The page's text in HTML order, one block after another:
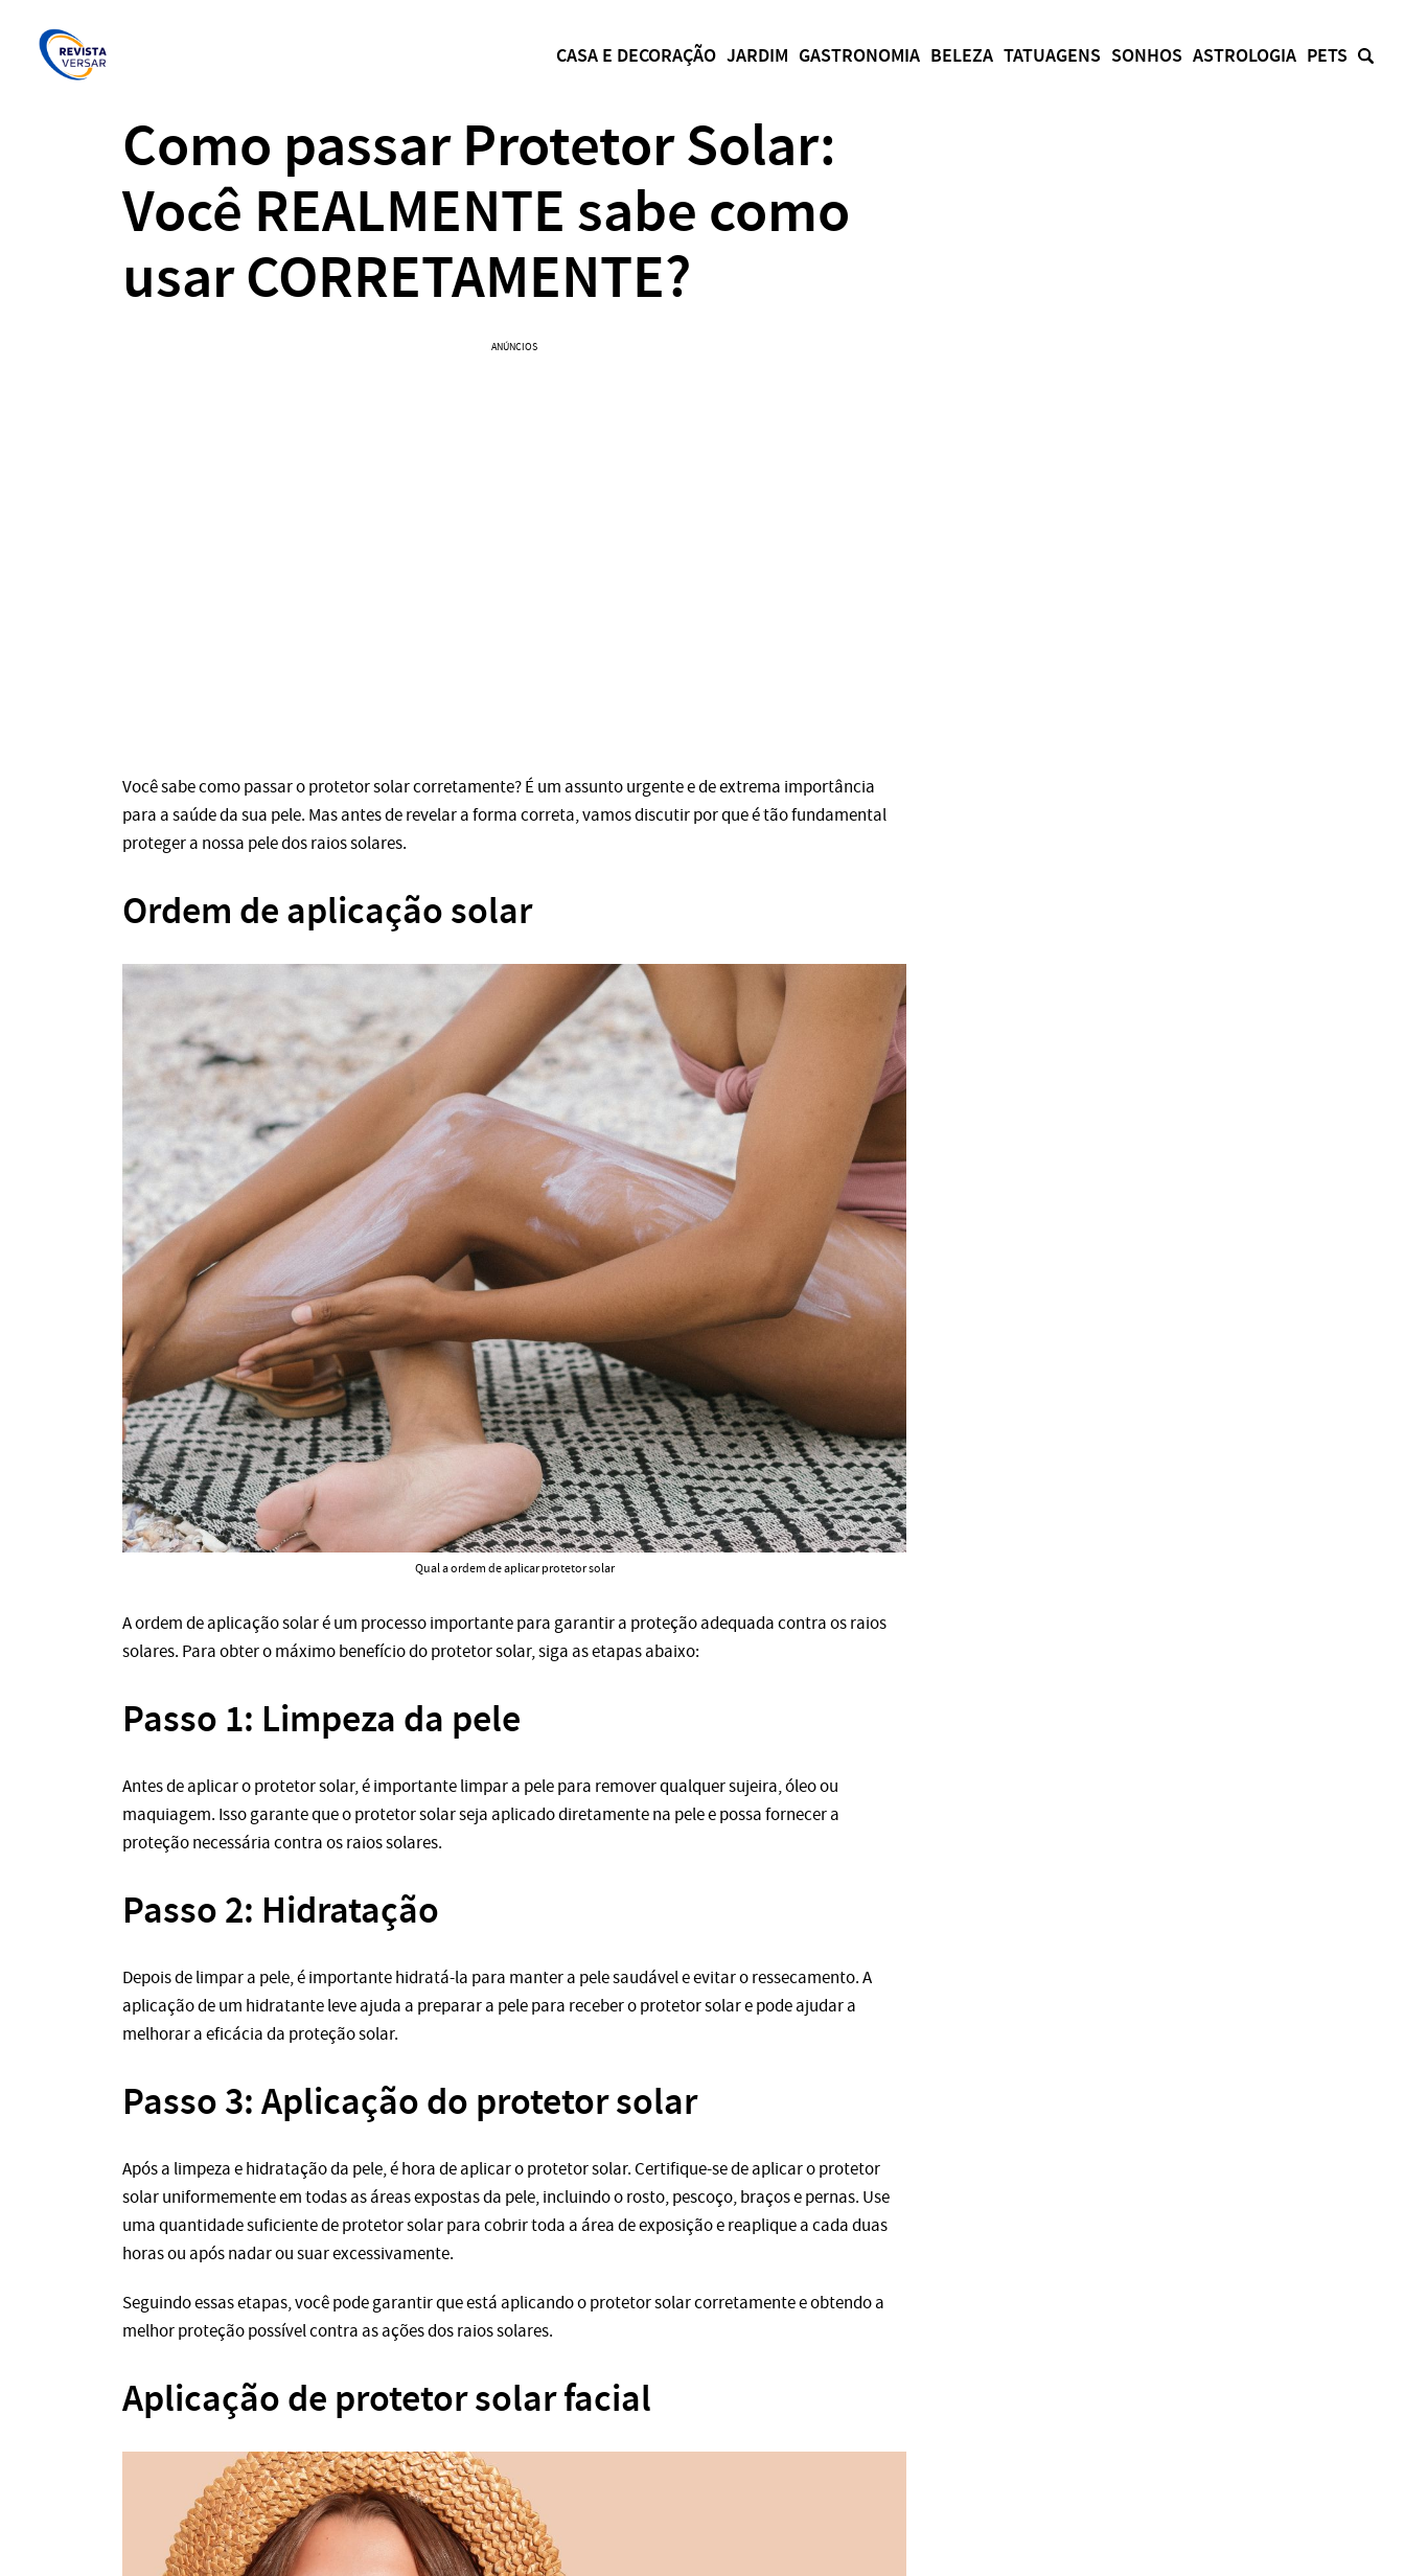
CASA E DECORAÇÃO JARDIM GASTRONOMIA BELEZA TATUAGENS SONHOS ASTROLOGIA PETS
Como passar Protetor Solar:
Você REALMENTE sabe como
usar CORRETAMENTE?
ANÚNCIOS
Você sabe como passar o protetor solar corretamente? É um assunto urgente e de extrema importância
para a saúde da sua pele. Mas antes de revelar a forma correta, vamos discutir por que é tão fundamental
proteger a nossa pele dos raios solares.
Ordem de aplicação solar
Qual a ordem de aplicar protetor solar
A ordem de aplicação solar é um processo importante para garantir a proteção adequada contra os raios
solares. Para obter o máximo benefício do protetor solar, siga as etapas abaixo:
Passo 1: Limpeza da pele
Antes de aplicar o protetor solar, é importante limpar a pele para remover qualquer sujeira, óleo ou
maquiagem. Isso garante que o protetor solar seja aplicado diretamente na pele e possa fornecer a
proteção necessária contra os raios solares.
Passo 2: Hidratação
Depois de limpar a pele, é importante hidratá-la para manter a pele saudável e evitar o ressecamento. A
aplicação de um hidratante leve ajuda a preparar a pele para receber o protetor solar e pode ajudar a
melhorar a eficácia da proteção solar.
Passo 3: Aplicação do protetor solar
Após a limpeza e hidratação da pele, é hora de aplicar o protetor solar. Certifique-se de aplicar o protetor
solar uniformemente em todas as áreas expostas da pele, incluindo o rosto, pescoço, braços e pernas. Use
uma quantidade suficiente de protetor solar para cobrir toda a área de exposição e reaplique a cada duas
horas ou após nadar ou suar excessivamente.
Seguindo essas etapas, você pode garantir que está aplicando o protetor solar corretamente e obtendo a
melhor proteção possível contra as ações dos raios solares.
Aplicação de protetor solar facial